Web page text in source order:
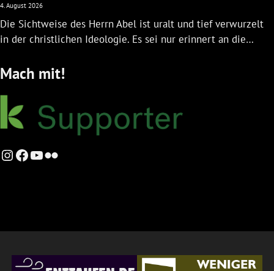
4. August 2026
Die Sichtweise des Herrn Abel ist uralt und tief verwurzelt
in der christlichen Ideologie. Es sei nur erinnert an die…
Mach mit!
Instagram
Facebook
YouTube
Flickr